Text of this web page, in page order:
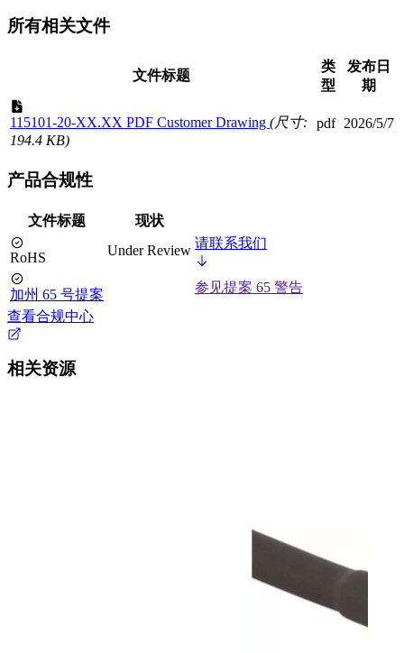
所有相关文件
文件标题
类
型
发布日
期
115101-20-XX.XX PDF Customer Drawing (尺寸:
194.4 KB)
pdf 2026/5/7
产品合规性
文件标题 现状
RoHS Under Review 请联系我们
加州 65 号提案
参见提案 65 警告
查看合规中心
相关资源